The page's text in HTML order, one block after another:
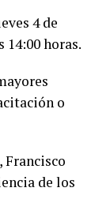
4 de
horas.
o
de los